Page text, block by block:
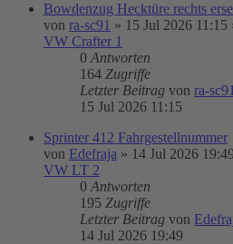
Bowdenzug Hecktüre rechts
von ra-sc91 » 15 Jul 2026 11:15
VW Crafter 1
0 Antworten
164 Zugriffe
Letzter Beitrag von ra-sc91
15 Jul 2026 11:15
Sprinter 412 Fahrgestellnummer
von Edefraja » 14 Jul 2026
VW LT 2
0 Antworten
195 Zugriffe
Letzter Beitrag von
14 Jul 2026 19:49